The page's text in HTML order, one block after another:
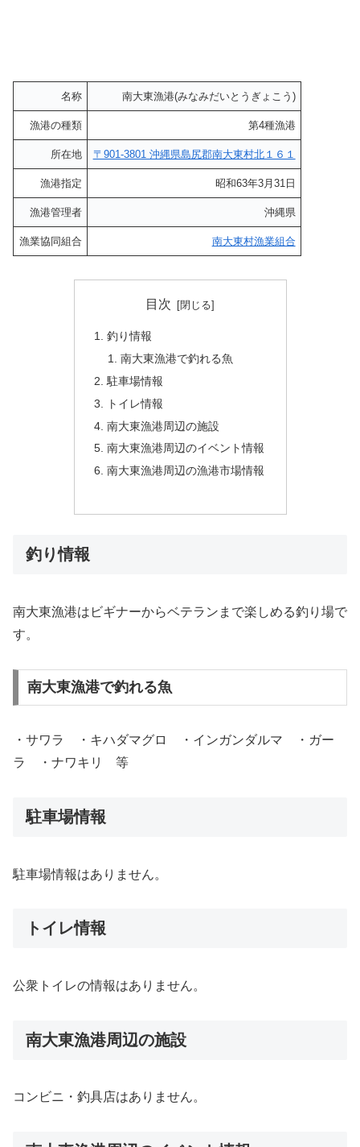
名称 南大東漁港(みなみだいとうぎょこう)
漁港の種類 第4種漁港
所在地 〒901-3801 沖縄県島尻郡南大東村北１６１
漁港指定 昭和63年3月31日
漁港管理者 沖縄県
漁業協同組合 南大東村漁業組合
目次
釣り情報
南大東漁港で釣れる魚
駐車場情報
トイレ情報
南大東漁港周辺の施設
南大東漁港周辺のイベント情報
南大東漁港周辺の漁港市場情報
釣り情報
南大東漁港はビギナーからベテランまで楽しめる釣り場で
す。
南大東漁港で釣れる魚
・サワラ ・キハダマグロ ・インガンダルマ ・ガー
ラ ・ナワキリ 等
駐車場情報
駐車場情報はありません。
トイレ情報
公衆トイレの情報はありません。
南大東漁港周辺の施設
コンビニ・釣具店はありません。